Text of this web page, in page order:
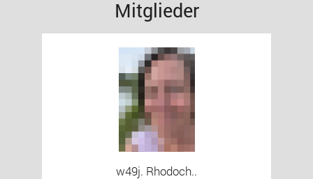
Mitglieder
w49j. Rhodoch..